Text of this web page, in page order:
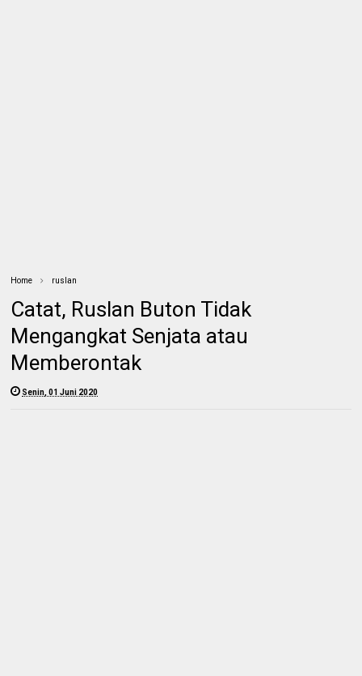
Home ruslan
Catat, Ruslan Buton Tidak
Mengangkat Senjata atau
Memberontak
Senin, 01 Juni 2020